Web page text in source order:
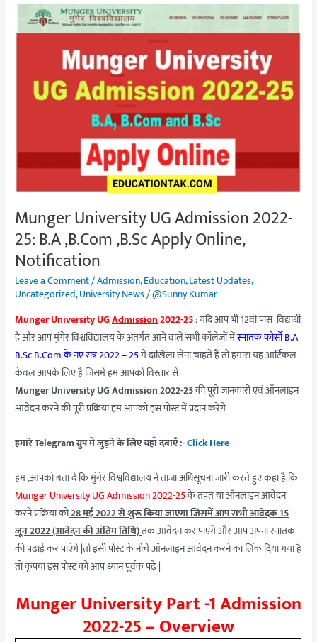
Munger University UG Admission 2022-
25: B.A ,B.Com ,B.Sc Apply Online,
Notification
Leave a Comment/Admission,Education,Latest Updates,
Uncategorized,University News/@Sunny Kumar
Munger University UGAdmission2022-25: यदि आप भी 12वी पास विद्यार्थी
हैं और आप मुंगेर विश्वविद्यालय के अंतर्गत आने वाले सभी कॉलेजों मेंस्नातक कोर्सों B.A
B.Sc B.Com के नए सत्र 2022 – 25में दाखिला लेना चाहते हैं तो हमारा यह आर्टिकल
केवल आपके लिए है जिसमें हम आपको विस्तार से
Munger University UG Admission 2022-25की पूरी जानकारी एवं ऑनलाइन
आवेदन करने की पूरी प्रक्रिया हम आपको इस पोस्ट में प्रदान करेंगे
हमारे Telegram ग्रुप में जुड़ने के लिए यहाँ दबाएँ :-Click Here
हम ,आपको बता दें कि मुंगेर विश्वविद्यालय ने ताजा अधिसूचना जारी करते हुए कहा है कि
Munger University UG Admission 2022-25के तहत या ऑनलाइन आवेदन
करने प्रक्रिया को28 मई 2022 से शुरू किया जाएगा जिसमें आप सभी आवेदक 15
जून 2022 (आवेदन की अंतिम तिथि)तक आवेदन कर पाएंगे और आप अपना स्नातक
की पढ़ाई कर पाएंगे |तो इसी पोस्ट के नीचे ऑनलाइन आवेदन करने का लिंक दिया गया है
तो कृपया इस पोस्ट को आप ध्यान पूर्वक पढ़े |
Munger University Part -1 Admission
2022-25 – Overview
Munger
University
2022-
,B.Sc
Apply
Online,